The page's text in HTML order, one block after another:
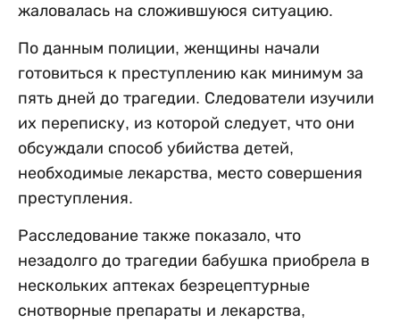
жаловалась на сложившуюся ситуацию.
По данным полиции, женщины начали
готовиться к преступлению как минимум за
пять дней до трагедии. Следователи изучили
их переписку, из которой следует, что они
обсуждали способ убийства детей,
необходимые лекарства, место совершения
преступления.
Расследование также показало, что
незадолго до трагедии бабушка приобрела в
нескольких аптеках безрецептурные
снотворные препараты и лекарства,